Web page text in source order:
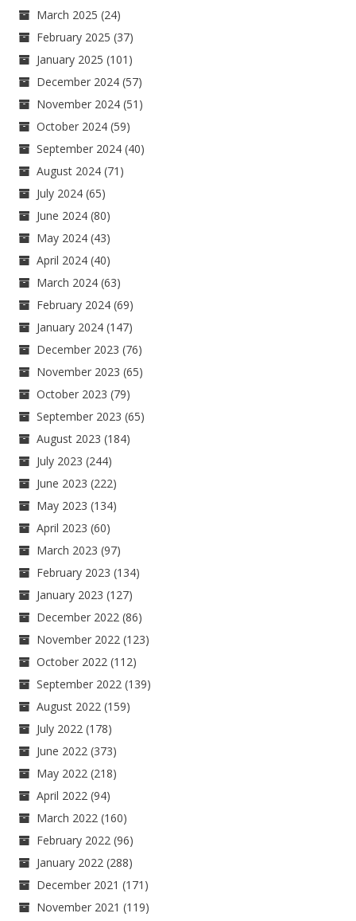
March 2025 (24)
February 2025 (37)
January 2025 (101)
December 2024 (57)
November 2024 (51)
October 2024 (59)
September 2024 (40)
August 2024 (71)
July 2024 (65)
June 2024 (80)
May 2024 (43)
April 2024 (40)
March 2024 (63)
February 2024 (69)
January 2024 (147)
December 2023 (76)
November 2023 (65)
October 2023 (79)
September 2023 (65)
August 2023 (184)
July 2023 (244)
June 2023 (222)
May 2023 (134)
April 2023 (60)
March 2023 (97)
February 2023 (134)
January 2023 (127)
December 2022 (86)
November 2022 (123)
October 2022 (112)
September 2022 (139)
August 2022 (159)
July 2022 (178)
June 2022 (373)
May 2022 (218)
April 2022 (94)
March 2022 (160)
February 2022 (96)
January 2022 (288)
December 2021 (171)
November 2021 (119)